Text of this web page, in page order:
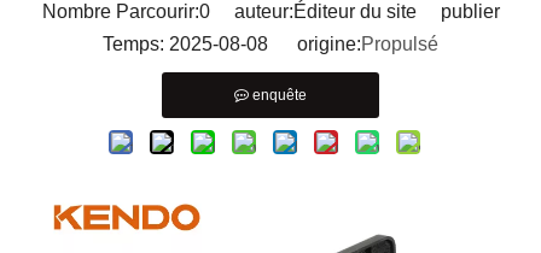
Nombre Parcourir:0auteur:Éditeur du site publier
Temps: 2025-08-08 origine:Propulsé
enquête